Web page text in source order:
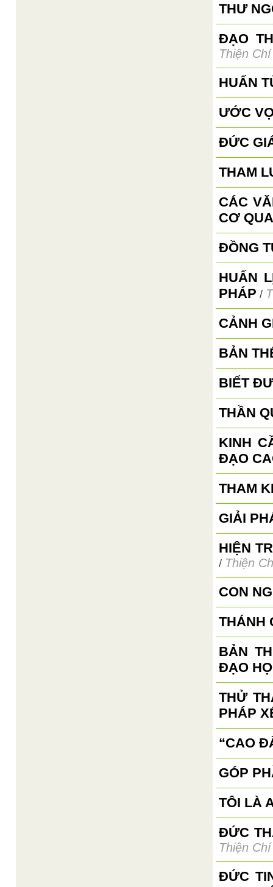
THƯ
ĐẠO
Thiện Chí
HUẤN
ƯỚC
ĐỨC
THAM
CÁC
CƠ
ĐỒNG
HUẤN
PHÁP /
CẢNH
BẢN
BIẾT
THẦN
KINH
ĐẠO
THAM
GIẢI
HIỆN
/ Thiện
CON
THÁNH
BẢN
ĐẠO
THỬ
PHÁP
“CAO
GÓP
TÔI LÀ
ĐỨC
Thiện Chí
ĐỨC